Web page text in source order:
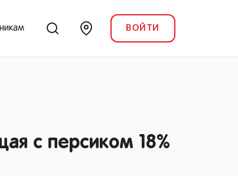
ВОЙТИ
с персиком 18%